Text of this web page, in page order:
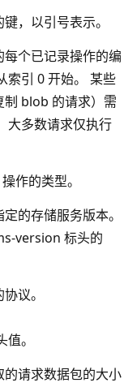
，以引号表示。
个已记录操作的编
索引 0 开始。 某些
制 blob 的请求）需
大多数请求仅执行
作的类型。
的存储服务版本。
version 标头的
议。
。
的请求数据包的大小